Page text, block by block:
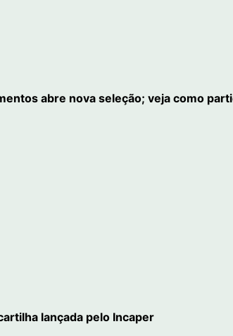
abre nova seleção; veja como
lançada pelo Incaper